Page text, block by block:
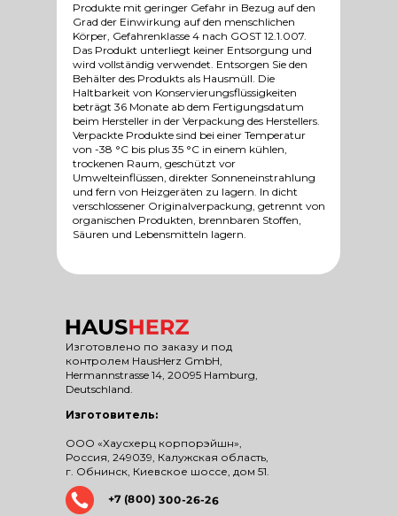
Produkte mit geringer Gefahr in Bezug auf den
Grad der Einwirkung auf den menschlichen
Körper, Gefahrenklasse 4 nach GOST 12.1.007.
Das Produkt unterliegt keiner Entsorgung und
wird vollständig verwendet. Entsorgen Sie den
Behälter des Produkts als Hausmüll. Die
Haltbarkeit von Konservierungsflüssigkeiten
beträgt 36 Monate ab dem Fertigungsdatum
beim Hersteller in der Verpackung des Herstellers.
Verpackte Produkte sind bei einer Temperatur
von -38 °C bis plus 35 °C in einem kühlen,
trockenen Raum, geschützt vor
Umwelteinflüssen, direkter Sonneneinstrahlung
und fern von Heizgeräten zu lagern. In dicht
verschlossener Originalverpackung, getrennt von
organischen Produkten, brennbaren Stoffen,
Säuren und Lebensmitteln lagern.
Изготовлено по заказу и под
контролем HausHerz GmbH,
Hermannstrasse 14, 20095 Hamburg,
Deutschland.
+7 (800) 300-26-26
Изготовитель:
ООО «Хаусхерц корпорэйшн»,
Россия, 249039, Калужская область,
г. Обнинск, Киевское шоссе, дом 51.